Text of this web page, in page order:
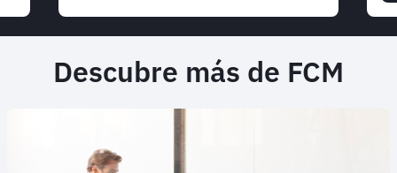
Cómo
Discovery
adoptó
la
tecnología
Descubre más de FCM